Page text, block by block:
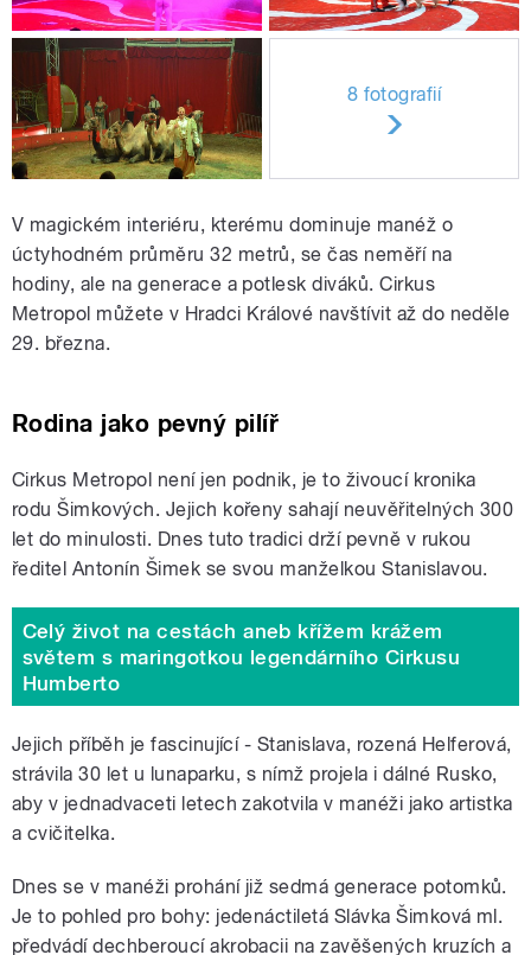
8 fotografií
V magickém interiéru, kterému dominuje manéž o
úctyhodném průměru 32 metrů, se čas neměří na
hodiny, ale na generace a potlesk diváků. Cirkus
Metropol můžete v Hradci Králové navštívit až do neděle
29. března.
Rodina jako pevný pilíř
Cirkus Metropol není jen podnik, je to živoucí kronika
rodu Šimkových. Jejich kořeny sahají neuvěřitelných 300
let do minulosti. Dnes tuto tradici drží pevně v rukou
ředitel Antonín Šimek se svou manželkou Stanislavou.
Celý život na cestách aneb křížem krážem
světem s maringotkou legendárního Cirkusu
Humberto
Jejich příběh je fascinující - Stanislava, rozená Helferová,
strávila 30 let u lunaparku, s nímž projela i dálné Rusko,
aby v jednadvaceti letech zakotvila v manéži jako artistka
a cvičitelka.
Dnes se v manéži prohání již sedmá generace potomků.
Je to pohled pro bohy: jedenáctiletá Slávka Šimková ml.
předvádí dechberoucí akrobacii na zavěšených kruzích a